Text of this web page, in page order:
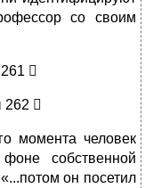
со своим

262 
момента человек
собственной
он посетил